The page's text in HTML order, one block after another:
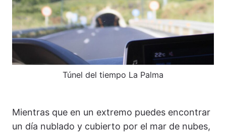
Túnel del tiempo La Palma
Mientras que en un extremo puedes encontrar
un día nublado y cubierto por el mar de nubes,